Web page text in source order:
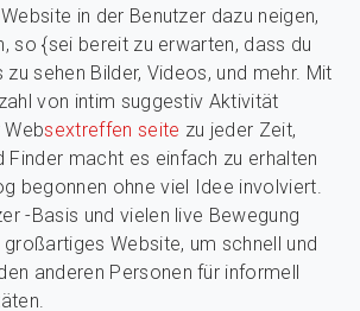
in der Benutzer dazu neigen,
so {sei bereit zu erwarten, dass du
sehen Bilder, Videos, und mehr. Mit
von intim suggestiv Aktivität
sextreffen seite zu jeder Zeit,
Finder macht es einfach zu erhalten
begonnen ohne viel Idee involviert.
-Basis und vielen live Bewegung
Website, um schnell und
anderen Personen für informell